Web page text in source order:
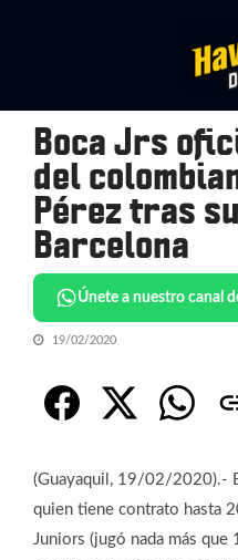
Boca Jrs
del
Pérez tras
Barcelona
Únete a nuestro canal
19/02/2020
(Guayaquil, 19/02/2020).-
quien tiene contrato hasta
Juniors (jugó nada más que